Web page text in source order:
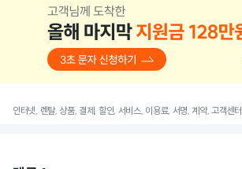
인터넷, 렌탈, 상품, 결제, 할인, 서비스, 이용료, 서명, 계약, 고객센터